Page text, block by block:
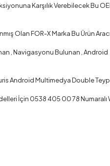
Karşılık Verebilecek Bu
Olan FOR-X Marka Bu Ürün
, Navigasyonu Bulunan ,
Android Multimedya Double
İçin 0538 405 00 78